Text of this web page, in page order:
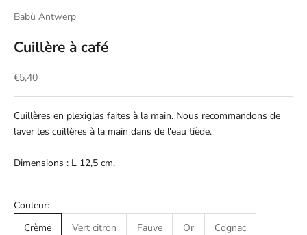
Babù Antwerp
Cuillère à café
Prix de vente
€5,40
Cuillères en plexiglas faites à la main. Nous recommandons de
laver les cuillères à la main dans de l'eau tiède.
Dimensions : L 12,5 cm.
Couleur:
Crème
Vert citron Fauve Or Cognac